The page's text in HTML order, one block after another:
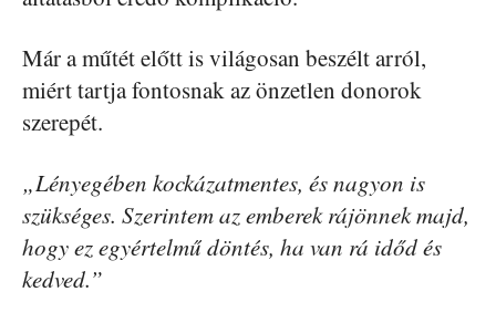
Már a műtét előtt is világosan beszélt arról,
miért tartja fontosnak az önzetlen donorok
szerepét.
„Lényegében kockázatmentes, és nagyon is
szükséges. Szerintem az emberek rájönnek majd,
hogy ez egyértelmű döntés, ha van rá időd és
kedved.”